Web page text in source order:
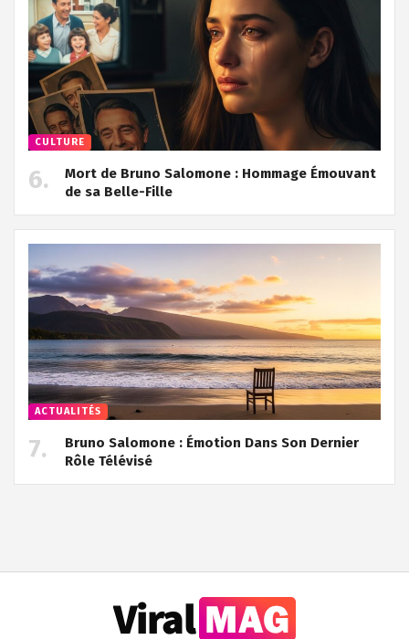
CULTURE
Mort de Bruno Salomone : Hommage Émouvant
de sa Belle-Fille
ACTUALITÉS
Bruno Salomone : Émotion Dans Son Dernier
Rôle Télévisé